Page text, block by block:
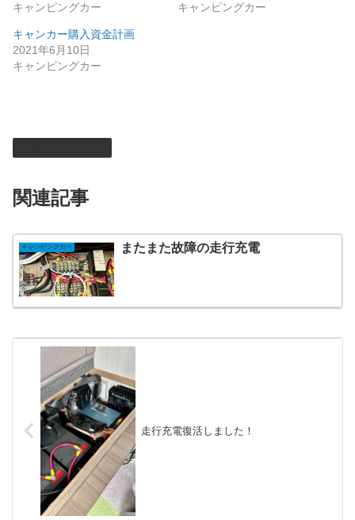
キャンピングカー
キャンピングカー
キャンカー購入資金計画
2021年6月10日
キャンピングカー
関連記事
キャンピングカー またまた故障の走行充電
走行充電復活しました！